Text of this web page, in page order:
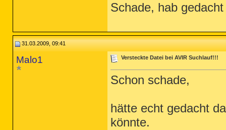
Schade, hab
31.03.2009, 09:41
Malo1 Versteckte Datei bei AVIR Suchlauf!!!
Schon schade,
hätte echt gedacht
könnte.